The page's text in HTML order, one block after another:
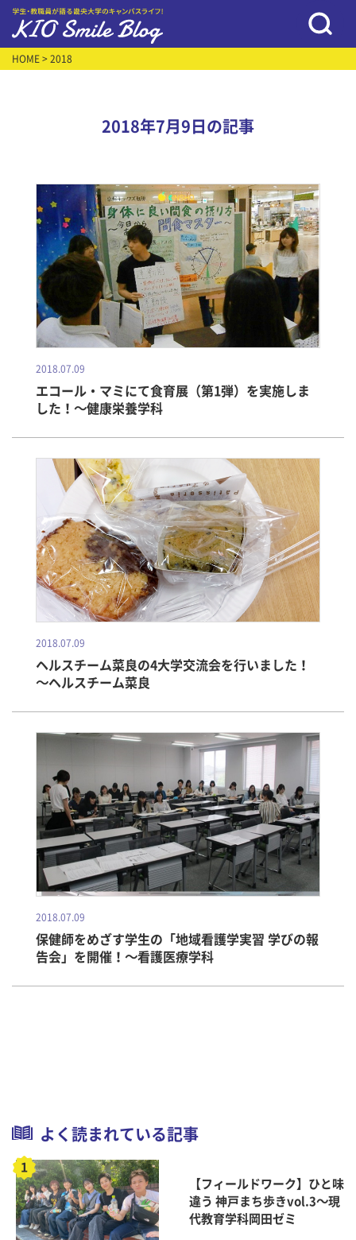
HOME > 2018
2018年7月9日の記事
2018.07.09
エコール・マミにて食育展（第1弾）を実施しま
した！～健康栄養学科
2018.07.09
ヘルスチーム菜良の4大学交流会を行いました！
～ヘルスチーム菜良
2018.07.09
保健師をめざす学生の「地域看護学実習 学びの報
告会」を開催！～看護医療学科
よく読まれている記事
【フィールドワーク】ひと味
違う 神戸まち歩きvol.3～現
代教育学科岡田ゼミ